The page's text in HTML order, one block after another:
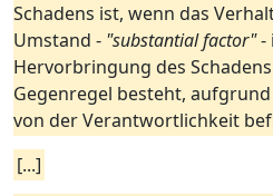
Schadens ist, wenn das
Umstand - "substantial factor"-
Hervorbringung des
Gegenregel besteht,
von der Verantwortlichkeit
[...]